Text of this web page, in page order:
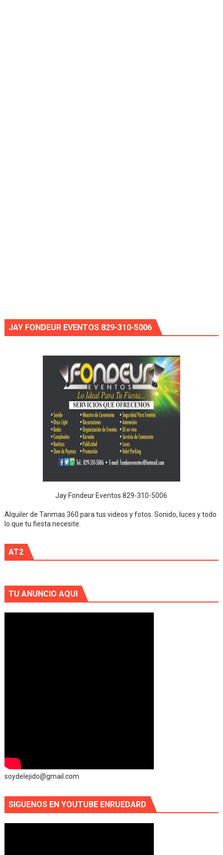
JAY FONDEUR EVENTOS 829-310-5006
Jay Fondeur Eventos 829-310-5006
Alquiler de Tarimas 360 para tus videos y fotos. Sonido, luces y todo
lo que tu fiesta necesite.
AT2
TU ANUNCIO AQUI
soydelejido@gmail.com
SIGUENOS EN YOUTUBE ENRUEDARD